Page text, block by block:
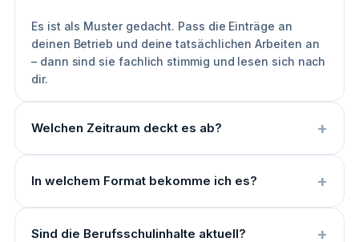
Es ist als Muster gedacht. Pass die Einträge an
deinen Betrieb und deine tatsächlichen Arbeiten an
– dann sind sie fachlich stimmig und lesen sich nach
dir.
Welchen Zeitraum deckt es ab?
In welchem Format bekomme ich es?
Sind die Berufsschulinhalte aktuell?